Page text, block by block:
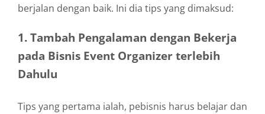
berjalan dengan baik. Ini dia tips yang dimaksud:
1. Tambah Pengalaman dengan Bekerja
pada Bisnis Event Organizer terlebih
Dahulu
Tips yang pertama ialah, pebisnis harus belajar dan